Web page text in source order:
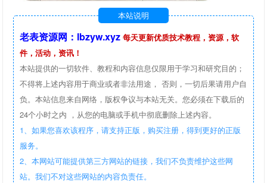
本站说明
老表资源网：lbzyw.xyz 每天更新优质技术教程，资源，软
件，活动，资讯！
本站提供的一切软件、教程和内容信息仅限用于学习和研究目的；
不得将上述内容用于商业或者非法用途， 否则，一切后果请用户自
负。本站信息来自网络，版权争议与本站无关。您必须在下载后的
24个小时之内 ，从您的电脑或手机中彻底删除上述内容。
1、如果您喜欢该程序，请支持正版，购买注册，得到更好的正版
服务。
2、本网站可能提供第三方网站的链接，我们不负责维护这些网
站。我们不对这些网站的内容负责任。